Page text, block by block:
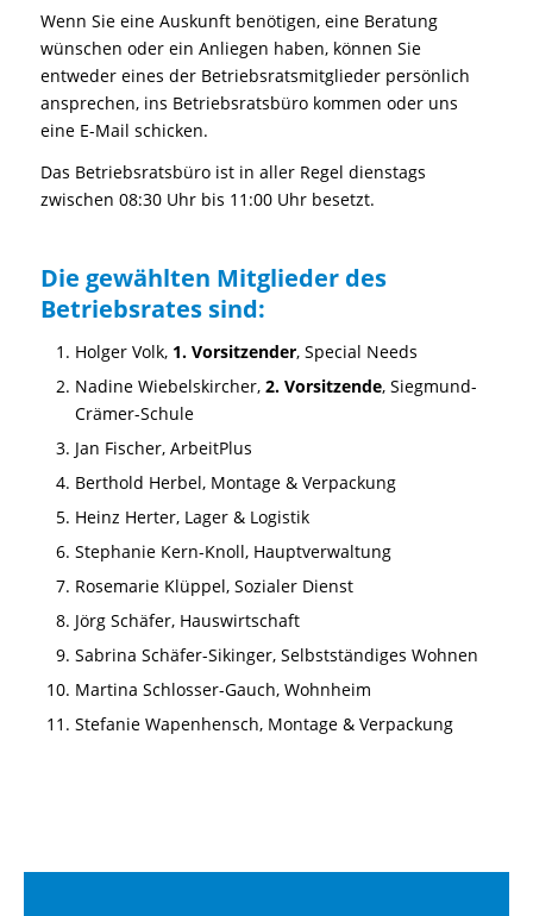
Wenn Sie eine Auskunft benötigen, eine Beratung
wünschen oder ein Anliegen haben, können Sie
entweder eines der Betriebsratsmitglieder persönlich
ansprechen, ins Betriebsratsbüro kommen oder uns
eine E-Mail schicken.
Das Betriebsratsbüro ist in aller Regel dienstags
zwischen 08:30 Uhr bis 11:00 Uhr besetzt.
Die gewählten Mitglieder des
Betriebsrates sind:
Holger Volk, 1. Vorsitzender, Special Needs
Nadine Wiebelskircher, 2. Vorsitzende, Siegmund-
Crämer-Schule
Jan Fischer, ArbeitPlus
Berthold Herbel, Montage & Verpackung
Heinz Herter, Lager & Logistik
Stephanie Kern-Knoll, Hauptverwaltung
Rosemarie Klüppel, Sozialer Dienst
Jörg Schäfer, Hauswirtschaft
Sabrina Schäfer-Sikinger, Selbstständiges Wohnen
Martina Schlosser-Gauch, Wohnheim
Stefanie Wapenhensch, Montage & Verpackung